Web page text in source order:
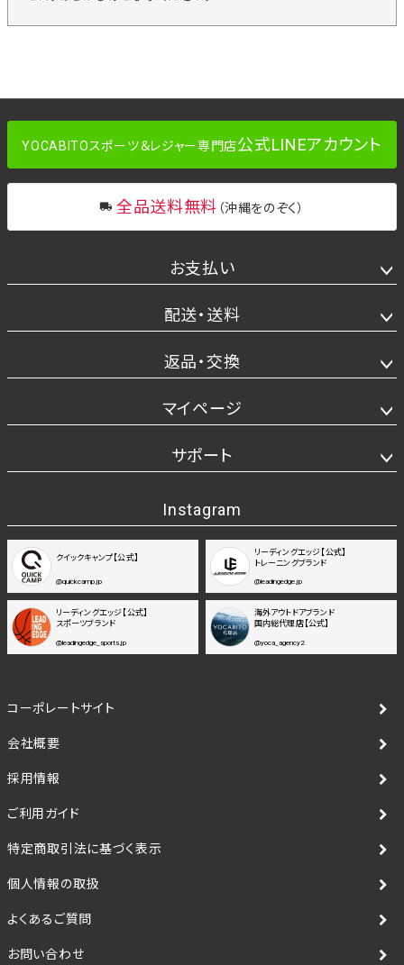
YOCABITOスポーツ＆レジャー専門店公式LINEアカウント
全品送料無料 （沖縄をのぞく）
お支払い
配送・送料
返品・交換
マイページ
サポート
Instagram
クイックキャンプ【公式】
@quickcamp.jp
リーディングエッジ【公式】
トレーニングブランド
@leadingedge.jp
リーディングエッジ【公式】
スポーツブランド
@leadingedge_sports.jp
海外アウトドアブランド
国内総代理店【公式】
@yoca_agency2
コーポレートサイト
会社概要
採用情報
ご利用ガイド
特定商取引法に基づく表示
個人情報の取扱
よくあるご質問
お問い合わせ